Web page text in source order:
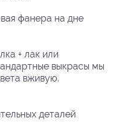
фанера на дне
+ лак или
выкрасы мы
вживую.
деталей